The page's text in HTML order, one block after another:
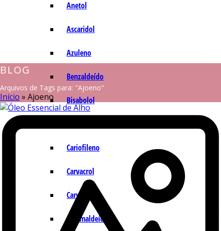
Anetol
Ascaridol
Azuleno
Benzaldeído
Bisabolol
Cariofileno
Carvacrol
Carvona
Cinamaldeído
BLOG
Arquivos de Tags para: "Ajoeno"
Início » Ajoeno